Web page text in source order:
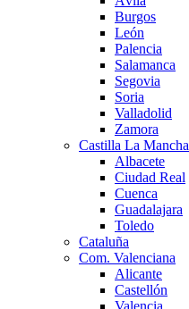
Burgos
León
Palencia
Salamanca
Segovia
Soria
Valladolid
Zamora
Castilla La Mancha
Albacete
Ciudad Real
Cuenca
Guadalajara
Toledo
Cataluña
Com. Valenciana
Alicante
Castellón
Valencia